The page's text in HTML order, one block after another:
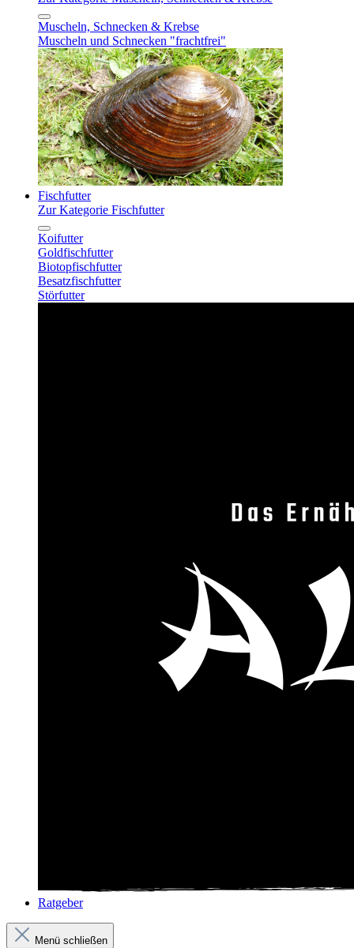
Muscheln, Schnecken & Krebse
Muscheln und Schnecken "frachtfrei"
Fischfutter
Zur Kategorie Fischfutter
Koifutter
Goldfischfutter
Biotopfischfutter
Besatzfischfutter
Störfutter
Ratgeber
Menü schließen